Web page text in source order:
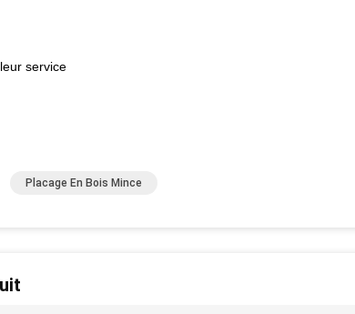
service
Placage En Bois Mince